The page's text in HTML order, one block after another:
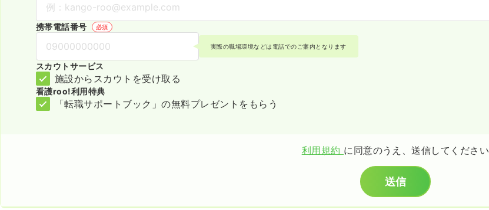
携帯電話番号 必須
実際の職場環境などは電話でのご案内となります
スカウトサービス
施設からスカウトを受け取る
看護roo!利用特典
「転職サポートブック」の無料プレゼントをもらう
利用規約 に同意のうえ、送信してください
送信